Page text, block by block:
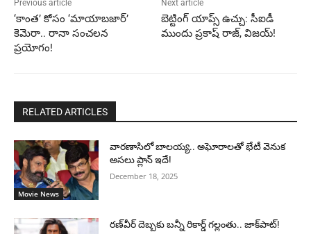
Previous article
‘కాంత’ కోసం ‘మాయాబజార్’
కెమెరా.. రానా సంచలన
ప్రయోగం!
Next article
బెట్టింగ్ యాప్స్ ఉచ్చు: సీఐడీ
ముందు ప్రకాష్ రాజ్, విజయ్!
RELATED ARTICLES
Movie News
వారణాసిలో బాలయ్య.. అఘోరాలతో భేటీ వెనుక
అసలు ప్లాన్ ఇదే!
December 18, 2025
రణ్‌వీర్ దెబ్బకు బన్నీ రికార్డ్ గల్లంతు.. జాక్‌పాట్!